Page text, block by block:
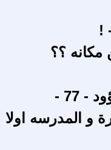
!
مكانه ؟؟
77 -
و المدرسه اولا